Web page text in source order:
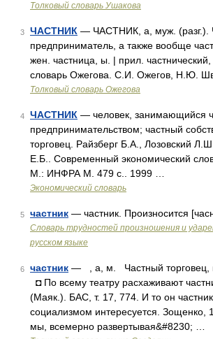
Толковый словарь Ушакова
3 ЧАСТНИК — ЧАСТНИК, а, муж. (разг.).
предприниматель, а также вообще
жен. частница, ы. | прил.
словарь Ожегова. С.И. Ожегов, Н.Ю.
Толковый словарь Ожегова
4 ЧАСТНИК — человек, занимающийся
предпринимательством; частный
торговец. Райзберг Б.А., Лозовский
Е.Б.. Современный экономический
М.: ИНФРА М. 479 с.. 1999 …
Экономический словарь
5 частник — частник. Произносится
Словарь трудностей произношения и
русском языке
6 частник — , а, м. Частный торговец,
◘ По всему театру расхаживают
(Маяк.). БАС, т. 17, 774. И то он
социализмом интересуется. Зощенко,
мы, всемерно развертывая&#8230; …